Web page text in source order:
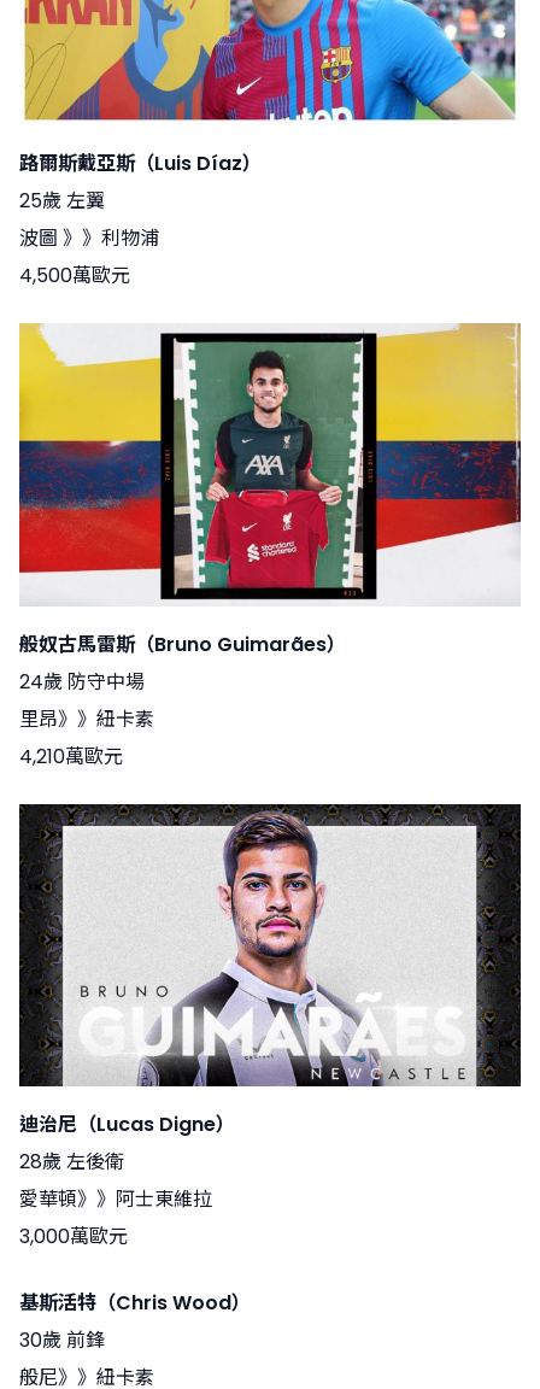
路爾斯戴亞斯（Luis Díaz）
25歲 左翼
波圖 》》利物浦
4,500萬歐元
般奴古馬雷斯（Bruno Guimarães）
24歲 防守中場
里昂》》紐卡素
4,210萬歐元
迪治尼（Lucas Digne）
28歲 左後衛
愛華頓》》阿士東維拉
3,000萬歐元
基斯活特（Chris Wood）
30歲 前鋒
般尼》》紐卡素